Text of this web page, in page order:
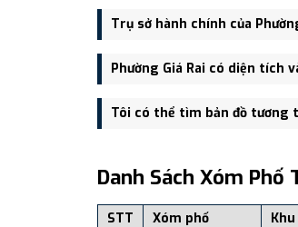
Phường Giá Rai được thành lập
Phong Thạnh A.
Trụ sở hành chính của
Trụ sở hành chính mới của
Phường Giá Rai có diện tích
Phường Giá Rai có Diện tích:
Tôi có thể tìm bản đồ tương
dịch vụ và du lịch uy tín tại Việt
Danh Sách Xóm Phố
STT Xóm phố